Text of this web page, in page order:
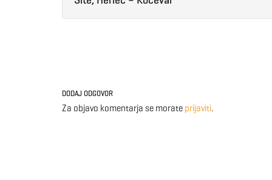
DODAJ ODGOVOR
Za objavo komentarja se morate prijaviti.